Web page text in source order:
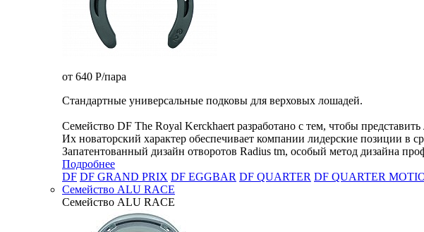
от 640 P/пара
Стандартные универсальные подковы для верховых лошадей.
Семейство DF The Royal Kerckhaert разработано с тем, чтобы
Их новаторский характер обеспечивает компании лидерские позиции в
Запатентованный дизайн отворотов Radius tm, особый метод дизайна
Подробнее
DF DF GRAND PRIX DF EGGBAR DF QUARTER DF QUARTER
Семейство ALU RACE
Семейство ALU RACE